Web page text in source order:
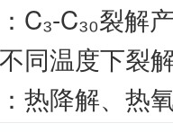
C₃-C₃₀裂解
同温度下裂
热降解、热